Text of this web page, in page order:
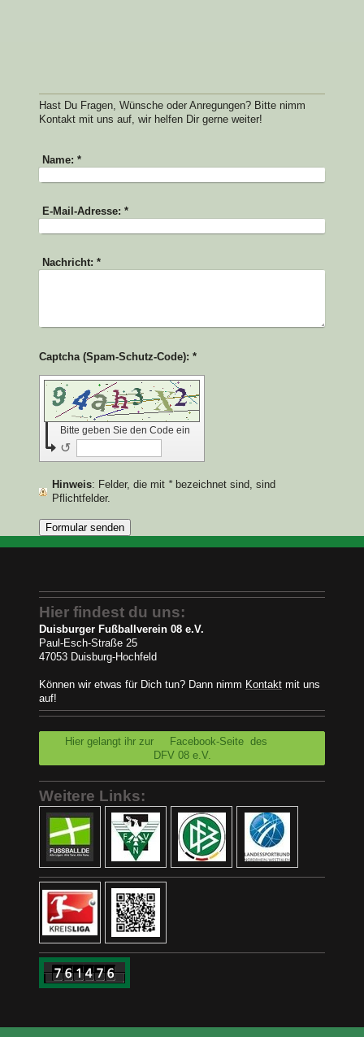
Hast Du Fragen, Wünsche oder Anregungen? Bitte nimm
Kontakt mit uns auf, wir helfen Dir gerne weiter!
Name: *
E-Mail-Adresse: *
Nachricht: *
Captcha (Spam-Schutz-Code): *
Bitte geben Sie den Code ein
↺
Hinweis : Felder, die mit *bezeichnet sind, sind
Pflichtfelder.
Hier findest du uns:
Duisburger Fußballverein 08 e.V.
Paul-Esch-Straße 25
47053 Duisburg-Hochfeld
Können wir etwas für Dich tun? Dann nimm Kontakt mit uns
auf!
Hier gelangt ihr zur Facebook-Seite des
DFV 08 e.V.
Weitere Links: